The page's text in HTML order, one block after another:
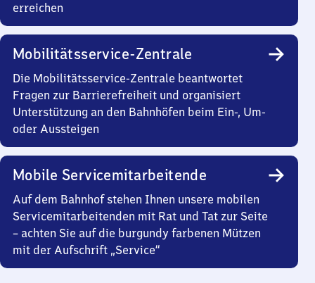
erreichen
Mobilitätsservice-Zentrale
Die Mobilitätsservice-Zentrale beantwortet
Fragen zur Barrierefreiheit und organisiert
Unterstützung an den Bahnhöfen beim Ein-, Um-
oder Aussteigen
Mobile Servicemitarbeitende
Auf dem Bahnhof stehen Ihnen unsere mobilen
Servicemitarbeitenden mit Rat und Tat zur Seite
– achten Sie auf die burgundy farbenen Mützen
mit der Aufschrift „Service“